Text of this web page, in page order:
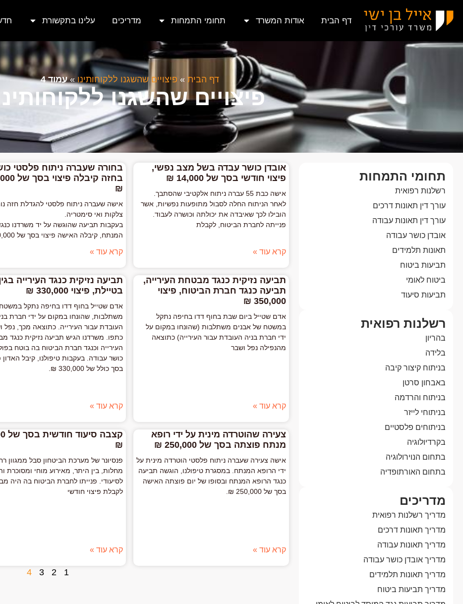
דף הבית אודות המשרד תחומי התמחות מדריכים עלינו בתקשורת
דף הבית » פיצויים שהשגנו ללקוחותינו»עמוד 4
פיצויים שהשגנו
תחומי התמחות
רשלנות רפואית
עורך דין תאונות דרכים
עורך דין תאונות עבודה
אובדן כושר עבודה
תאונות תלמידים
תביעות ביטוח
ביטוח לאומי
תביעות סיעוד
רשלנות רפואית
בהריון
בלידה
בניתוח קיצור קיבה
באבחון סרטן
בניתוח והרדמה
בניתוחי לייזר
בניתוחים פלסטיים
בקרדיולוגיה
בתחום הנוירולוגיה
בתחום האורתופדיה
מדריכים
מדריך רשלנות רפואית
מדריך תאונות דרכים
מדריך תאונות עבודה
מדריך אובדן כושר עבודה
מדריך תאונות תלמידים
מדריך תביעות ביטוח
אובדן כושר עבדה בשל מצב נפשי,
פיצוי חודשי בסך של 14,000 ₪
אישה כבת 55 עברה ניתוח אלקטיבי שהסתבך.
לאחר הניתוח החלה לסבול מתופעות נפשיות, אשר
הובילו לכך שאיבדה את יכולתה וכושרה לעבוד.
פנייתה לחברת הביטוח, לקבלת
קרא עוד »
בחורה שעברה ניתוח פלסטי
בחזה קיבלה
₪
אישה שעברה ניתוח פלסטי להגדלת חזה
צלקות ואי סימטריה.
בעקבות תביעה שהוגשה על יד משרדנו
המנתח, קיבלה האישה פיצוי בסך של 350,000 ₪.
קרא עוד »
תביעה נזיקית כנגד מבטחת העירייה,
תביעה כנגד חברת הביטוח, פיצוי
350,000 ₪
אדם שטייל ביום שבת בחוף דדו בחיפה נתקל
במשטח של אבנים משתלבות (שהונחו במקום על
ידי חברת בניה העובדת עבור העירייה) כתוצאה
מהנפילה נפל ושבר
קרא עוד »
תביעה נזיקית כנגד העירייה
בטיילת, פיצוי 330,000 ₪
אדם שטייל בחוף דדו בחיפה נתקל
משתלבות, שהונחו במקום על ידי חברת
העובדת עבור העירייה. כתוצאה מכך, נפל
כתפו. משרדנו הגיש תביעה נזיקית כנגד
העירייה וכנגד חברת הביטוח בה בוטח
כושר עבודה. בעקבות טיפולנו, קיבל האדון
בסך כולל של 330,000 ₪.
קרא עוד »
צעירה שהוטרדה מינית על ידי רופא
מנתח פוצתה בסך של 250,000 ₪
אישה צעירה שעברה ניתוח פלסטי הוטרדה מינית על
ידי הרופא המנתח. במסגרת טיפולנו, הוגשה תביעה
כנגד הרופא המנתח ובסופו של יום פוצתה האישה
בסך של 250,000 ₪.
קרא עוד »
קצבה
₪
פנסיונר של מערכת הביטחון סבל ממגוון
מחלות, בין היתר, מאירוע מוחי ומסוכרת
לסיעודי. פנייתו לחברת הביטוח בה היה
לקבלת פיצוי חודשי
קרא עוד »
1
2
3
4